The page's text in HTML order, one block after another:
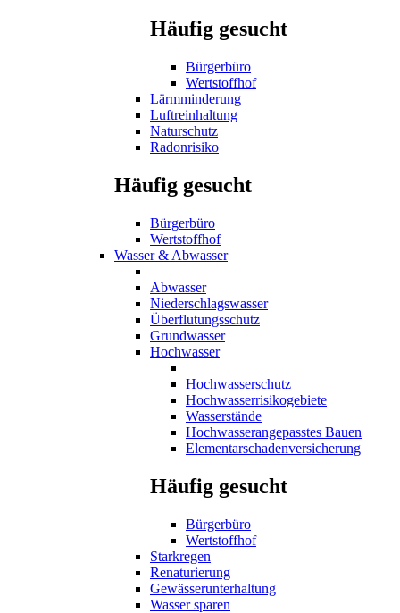
Häufig gesucht
Bürgerbüro
Wertstoffhof
Lärmminderung
Luftreinhaltung
Naturschutz
Radonrisiko
Häufig gesucht
Bürgerbüro
Wertstoffhof
Wasser & Abwasser
Abwasser
Niederschlagswasser
Überflutungsschutz
Grundwasser
Hochwasser
Hochwasserschutz
Hochwasserrisikogebiete
Wasserstände
Hochwasserangepasstes Bauen
Elementarschadenversicherung
Häufig gesucht
Bürgerbüro
Wertstoffhof
Starkregen
Renaturierung
Gewässerunterhaltung
Wasser sparen